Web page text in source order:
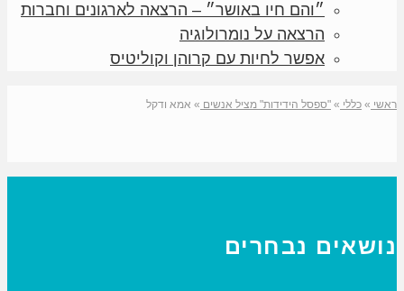
״והם חיו באושר״ – הרצאה לארגונים וחברות
הרצאה על נומרולוגיה
אפשר לחיות עם קרוהן וקוליטיס
ראשי » כללי » "ספסל הידידות" מציל אנשים » אמא ודקל
נושאים נבחרים